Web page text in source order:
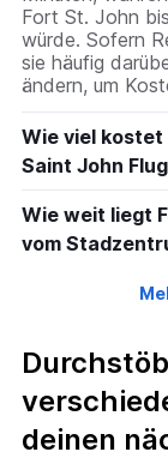
Fort St. John
würde. Sofern
sie häufig
ändern, um
Wie viel kostet
Saint John
Wie weit liegt
vom
deinen